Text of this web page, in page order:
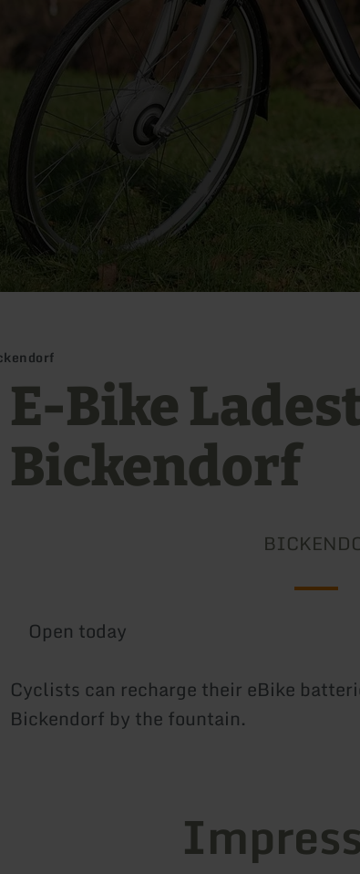
E-Bike
Bickendorf
Open today
Cyclists can recharge their eBike
Bickendorf by the fountain.